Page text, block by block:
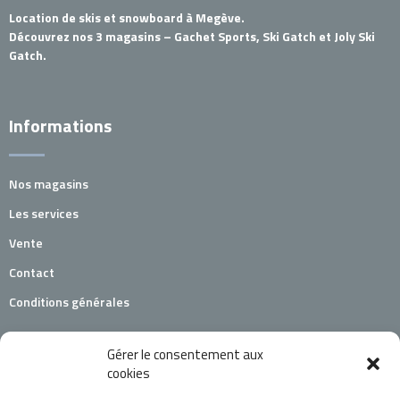
Gérer le consentement aux
cookies
Location de skis et snowboard à Megève.
Découvrez nos 3 magasins – Gachet Sports, Ski Gatch et Joly Ski
Gatch.
Informations
Nos magasins
Les services
Vente
Contact
Conditions générales
Nous trouver